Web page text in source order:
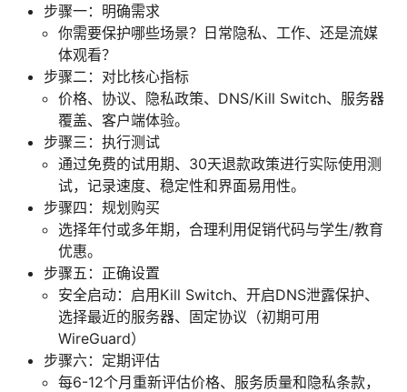
步骤一：明确需求
你需要保护哪些场景？日常隐私、工作、还是流媒
体观看？
步骤二：对比核心指标
价格、协议、隐私政策、DNS/Kill Switch、服务器
覆盖、客户端体验。
步骤三：执行测试
通过免费的试用期、30天退款政策进行实际使用测
试，记录速度、稳定性和界面易用性。
步骤四：规划购买
选择年付或多年期，合理利用促销代码与学生/教育
优惠。
步骤五：正确设置
安全启动：启用Kill Switch、开启DNS泄露保护、
选择最近的服务器、固定协议（初期可用
WireGuard）
步骤六：定期评估
每6-12个月重新评估价格、服务质量和隐私条款，